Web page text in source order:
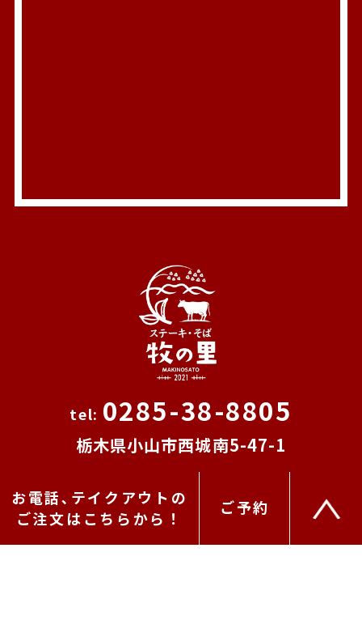
0285-38-8805
栃木県小山市西城南5-47-1
ぐるなび
SHARE
お電話､テイクアウトの
ご注文はこちらから！
ご予約